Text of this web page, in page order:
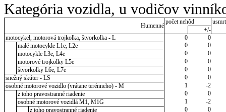
Kategória vozidla, u vodičov
Humenné
počet nehôd
+/-
motocykel, motorová trojkolka, štvorkolka - L
0
0
malé motocykle L1e, L2e
0
0
motocykle L3e, L4e
0
0
motorové trojkolky L5e
0
0
štvorkolky L6e, L7e
0
0
snežný skúter - LS
0
0
osobné motorové vozidlo (vrátane terénneho) - M
1
-2
z toho pravostranné riadenie
0
0
osobné motorové vozidlá M1, M1G
1
-2
z toho pravostranné riadenie
0
0